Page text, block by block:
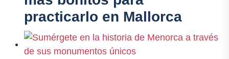
practicarlo en Mallorca